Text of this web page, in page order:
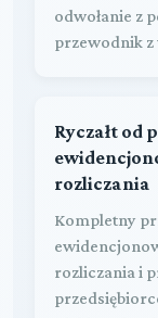
odwołanie z
przewodnik z
Ryczałt od
rozliczania
Kompletny
rozliczania i